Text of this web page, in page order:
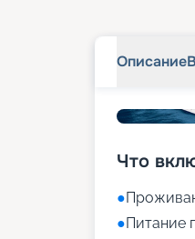
Описание
Что
●
●Питание